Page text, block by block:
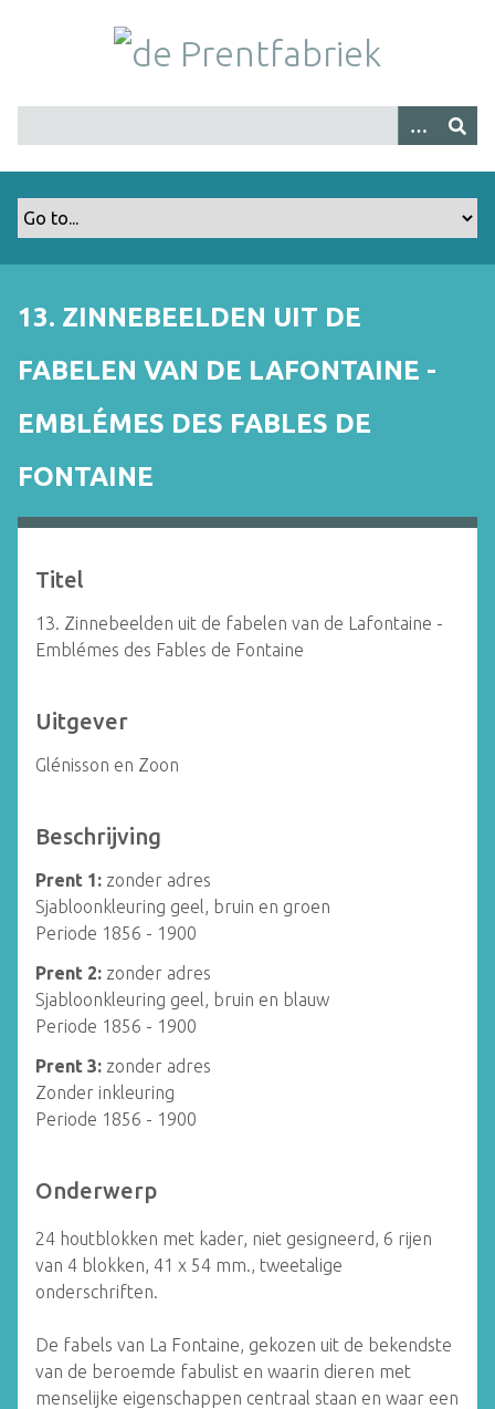
h
13. ZINNEBEELDEN UIT DE
FABELEN VAN DE LAFONTAINE -
EMBLÉMES DES FABLES DE
FONTAINE
Titel
13. Zinnebeelden uit de fabelen van de Lafontaine -
Emblémes des Fables de Fontaine
Uitgever
Glénisson en Zoon
Beschrijving
Prent 1: zonder adres
Sjabloonkleuring geel, bruin en groen
Periode 1856 - 1900
Prent 2: zonder adres
Sjabloonkleuring geel, bruin en blauw
Periode 1856 - 1900
Prent 3: zonder adres
Zonder inkleuring
Periode 1856 - 1900
Onderwerp
24 houtblokken met kader, niet gesigneerd, 6 rijen
van 4 blokken, 41 x 54 mm., tweetalige
onderschriften.
De fabels van La Fontaine, gekozen uit de bekendste
van de beroemde fabulist en waarin dieren met
menselijke eigenschappen centraal staan en waar een